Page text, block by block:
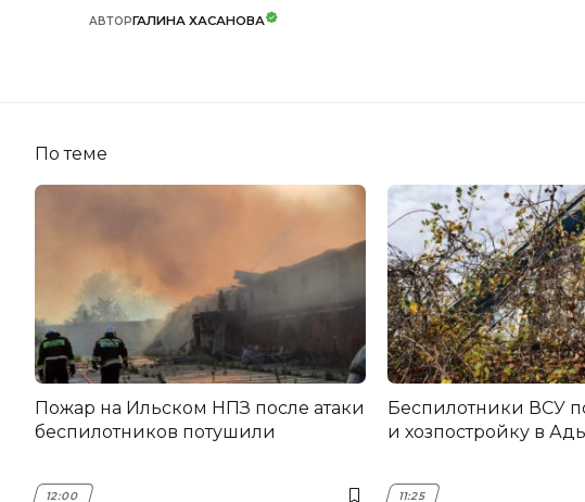
АВТОРГАЛИНА ХАСАНОВА
По теме
Пожар на Ильском НПЗ после атаки
беспилотников потушили
12:00
Беспилотники ВСУ
и хозпостройку в
11:25